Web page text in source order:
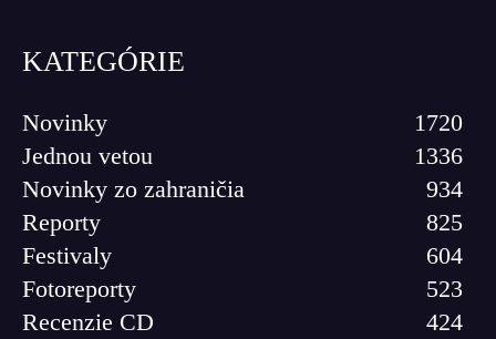
KATEGÓRIE
Novinky
1720
Jednou vetou
1336
Novinky zo zahraničia
934
Reporty
825
Festivaly
604
Fotoreporty
523
Recenzie CD
424